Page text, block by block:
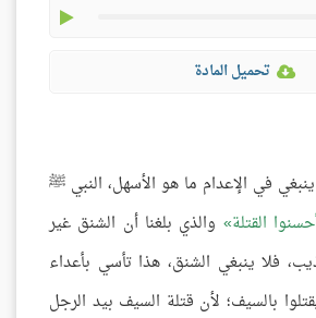
تحميل المادة
في الإعدام ما هو الأسهل، النبي ﷺ
القتلة
والذي بلغنا أن الشنق غير
فلا ينبغي الشنق، هذا تأسي بأعداء
بالسيف؛ لأن قتلة السيف بيد الرجل